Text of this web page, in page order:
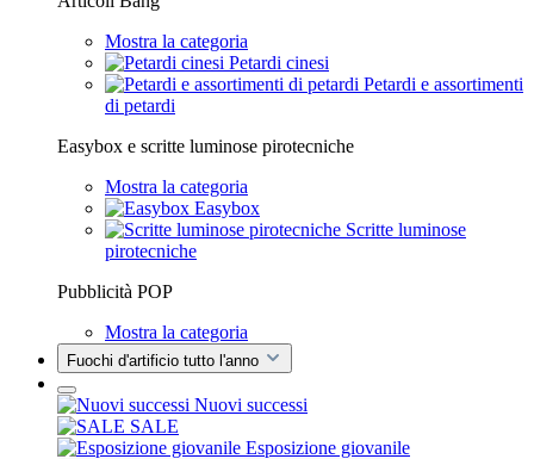
Mostra la categoria
Petardi cinesi
Petardi e assortimenti
di petardi
Easybox e scritte luminose pirotecniche
Mostra la categoria
Easybox
Scritte luminose
pirotecniche
Pubblicità POP
Mostra la categoria
Fuochi d'artificio tutto l'anno
Nuovi successi
SALE
Esposizione giovanile